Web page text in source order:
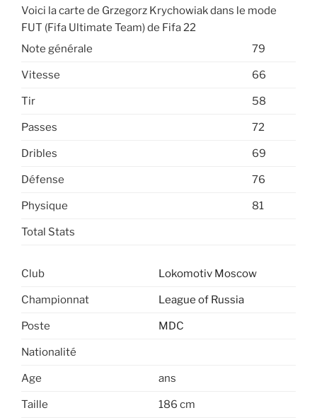
Voici la carte de Grzegorz Krychowiak dans le mode
FUT (Fifa Ultimate Team) de Fifa 22
Note générale
79
Vitesse 66
Tir 58
Passes 72
Dribles 69
Défense 76
Physique 81
Total Stats
Club Lokomotiv Moscow
Championnat League of Russia
Poste MDC
Nationalité
Age ans
Taille 186 cm